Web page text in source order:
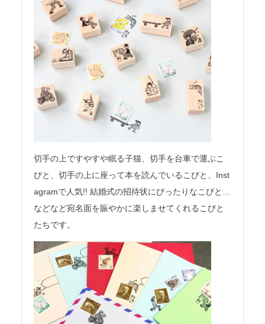
切手の上ですやすや眠る子猫、切手を台車で運ぶこ
びと、切手の上に座って本を読んでいるこびと、Inst
agramで人気!! 結婚式の招待状にぴったりなこびと…
などなど宛名面を賑やかに楽しませてくれるこびと
たちです。